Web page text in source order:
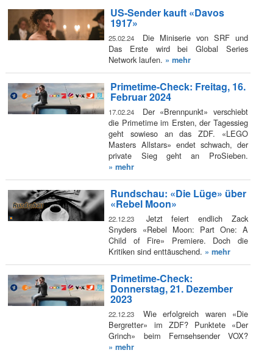
US-Sender kauft «Davos
1917»
25.02.24
Die Miniserie von SRF und
Das Erste wird bei Global Series
Network laufen. » mehr
Primetime-Check: Freitag, 16.
Februar 2024
17.02.24
Der «Brennpunkt» verschiebt
die Primetime im Ersten, der Tagessieg
geht sowieso an das ZDF. «LEGO
Masters Allstars» endet schwach, der
private Sieg geht an ProSieben.
» mehr
Rundschau: «Die Lüge» über
«Rebel Moon»
22.12.23
Jetzt feiert endlich Zack
Snyders «Rebel Moon: Part One: A
Child of Fire» Premiere. Doch die
Kritiken sind enttäuschend. » mehr
Primetime-Check:
Donnerstag, 21. Dezember
2023
22.12.23
Wie erfolgreich waren «Die
Bergretter» im ZDF? Punktete «Der
Grinch» beim Fernsehsender VOX?
» mehr